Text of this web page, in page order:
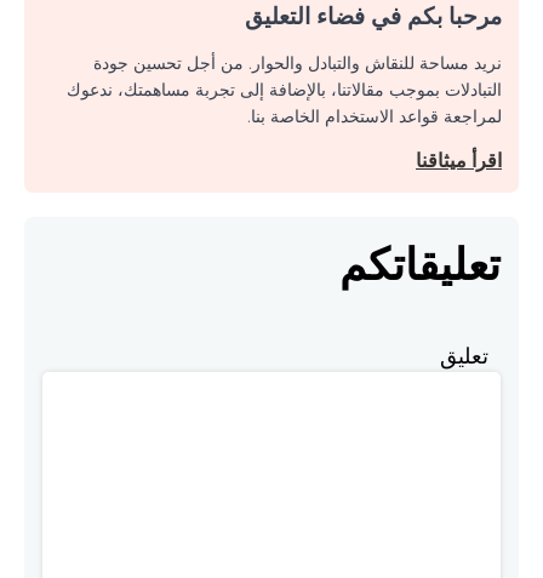
مرحبا بكم في فضاء التعليق
نريد مساحة للنقاش والتبادل والحوار. من أجل تحسين جودة
التبادلات بموجب مقالاتنا، بالإضافة إلى تجربة مساهمتك، ندعوك
لمراجعة قواعد الاستخدام الخاصة بنا.
اقرأ ميثاقنا
تعليقاتكم
تعليق